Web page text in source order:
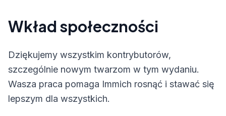
Wkład społeczności
Dziękujemy wszystkim kontrybutorów,
szczególnie nowym twarzom w tym wydaniu.
Wasza praca pomaga Immich rosnąć i stawać się
lepszym dla wszystkich.